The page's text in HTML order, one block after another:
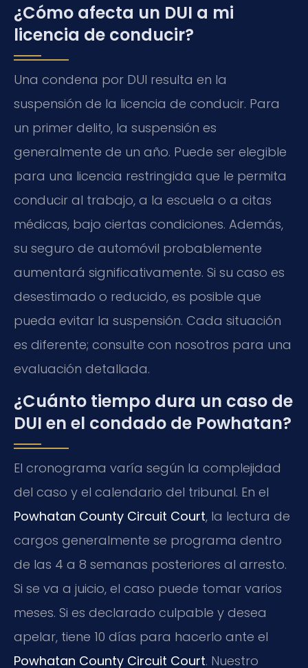
¿Cómo afecta un DUI a mi
licencia de conducir?
Una condena por DUI resulta en la
suspensión de la licencia de conducir. Para
un primer delito, la suspensión es
generalmente de un año. Puede ser elegible
para una licencia restringida que le permita
conducir al trabajo, a la escuela o a citas
médicas, bajo ciertas condiciones. Además,
su seguro de automóvil probablemente
aumentará significativamente. Si su caso es
desestimado o reducido, es posible que
pueda evitar la suspensión. Cada situación
es diferente; consulte con nosotros para una
evaluación detallada.
¿Cuánto tiempo dura un caso de
DUI en el condado de Powhatan?
El cronograma varía según la complejidad
del caso y el calendario del tribunal. En el
Powhatan County Circuit Court, la lectura de
cargos generalmente se programa dentro
de las 4 a 8 semanas posteriores al arresto.
Si se va a juicio, el caso puede tomar varios
meses. Si es declarado culpable y desea
apelar, tiene 10 días para hacerlo ante el
Powhatan County Circuit Court. Nuestro